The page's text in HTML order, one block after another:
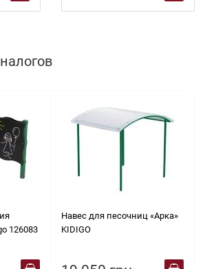
126083
Навес для песочниц «Арка»
KIDIGO